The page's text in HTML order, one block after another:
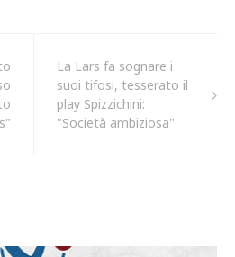
La Lars fa sognare i
suoi tifosi, tesserato il
play Spizzichini:
"Società ambiziosa"